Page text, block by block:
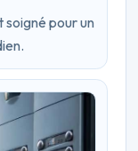
pour un